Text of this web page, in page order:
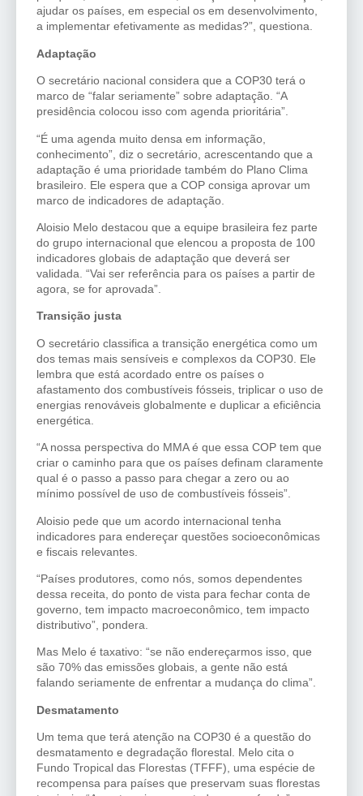
ajudar os países, em especial os em desenvolvimento,
a implementar efetivamente as medidas?”, questiona.
Adaptação
O secretário nacional considera que a COP30 terá o
marco de “falar seriamente” sobre adaptação. “A
presidência colocou isso com agenda prioritária”.
“É uma agenda muito densa em informação,
conhecimento”, diz o secretário, acrescentando que a
adaptação é uma prioridade também do Plano Clima
brasileiro. Ele espera que a COP consiga aprovar um
marco de indicadores de adaptação.
Aloisio Melo destacou que a equipe brasileira fez parte
do grupo internacional que elencou a proposta de 100
indicadores globais de adaptação que deverá ser
validada. “Vai ser referência para os países a partir de
agora, se for aprovada”.
Transição justa
O secretário classifica a transição energética como um
dos temas mais sensíveis e complexos da COP30. Ele
lembra que está acordado entre os países o
afastamento dos combustíveis fósseis, triplicar o uso de
energias renováveis globalmente e duplicar a eficiência
energética.
“A nossa perspectiva do MMA é que essa COP tem que
criar o caminho para que os países definam claramente
qual é o passo a passo para chegar a zero ou ao
mínimo possível de uso de combustíveis fósseis”.
Aloisio pede que um acordo internacional tenha
indicadores para endereçar questões socioeconômicas
e fiscais relevantes.
“Países produtores, como nós, somos dependentes
dessa receita, do ponto de vista para fechar conta de
governo, tem impacto macroeconômico, tem impacto
distributivo”, pondera.
Mas Melo é taxativo: “se não endereçarmos isso, que
são 70% das emissões globais, a gente não está
falando seriamente de enfrentar a mudança do clima”.
Desmatamento
Um tema que terá atenção na COP30 é a questão do
desmatamento e degradação florestal. Melo cita o
Fundo Tropical das Florestas (TFFF), uma espécie de
recompensa para países que preservam suas florestas